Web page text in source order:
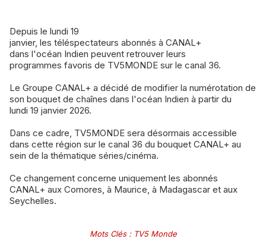
Depuis le lundi 19
janvier, les téléspectateurs abonnés à CANAL+
dans l'océan Indien peuvent retrouver leurs
programmes favoris de TV5MONDE sur le canal 36.
Le Groupe CANAL+ a décidé de modifier la numérotation de
son bouquet de chaînes dans l'océan Indien à partir du
lundi 19 janvier 2026.
Dans ce cadre, TV5MONDE sera désormais accessible
dans cette région sur le canal 36 du bouquet CANAL+ au
sein de la thématique séries/cinéma.
Ce changement concerne uniquement les abonnés
CANAL+ aux Comores, à Maurice, à Madagascar et aux
Seychelles.
Mots Clés: TV5 Monde